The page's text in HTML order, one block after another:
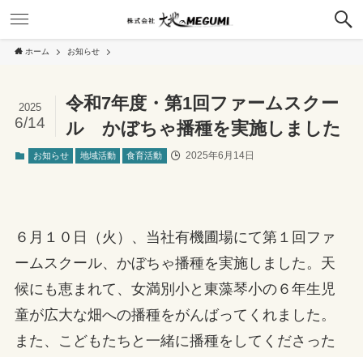
ホーム お知らせ
令和7年度・第1回ファームスクー
ル かぼちゃ播種を実施しました
2025
6/14
お知らせ 地域活動 食育活動 2025年6月14日
６月１０日（火）、当社有機圃場にて第１回ファ
ームスクール、かぼちゃ播種を実施しました。天
候にも恵まれて、女満別小と東藻琴小の６年生児
童が広大な畑への播種をがんばってくれました。
また、こどもたちと一緒に播種をしてくださった